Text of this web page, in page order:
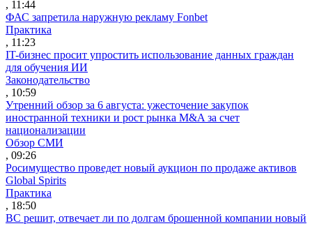
, 11:44
ФАС запретила наружную рекламу Fonbet
Практика
, 11:23
IT-бизнес просит упростить использование данных граждан
для обучения ИИ
Законодательство
, 10:59
Утренний обзор за 6 августа: ужесточение закупок
иностранной техники и рост рынка M&A за счет
национализации
Обзор СМИ
, 09:26
Росимущество проведет новый аукцион по продаже активов
Global Spirits
Практика
, 18:50
ВС решит, отвечает ли по долгам брошенной компании новый